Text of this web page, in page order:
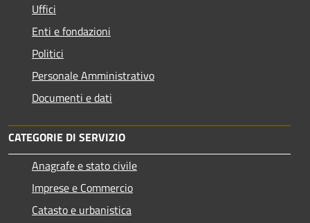
Uffici
Enti e fondazioni
Politici
Personale Amministrativo
Documenti e dati
CATEGORIE DI SERVIZIO
Anagrafe e stato civile
Imprese e Commercio
Catasto e urbanistica